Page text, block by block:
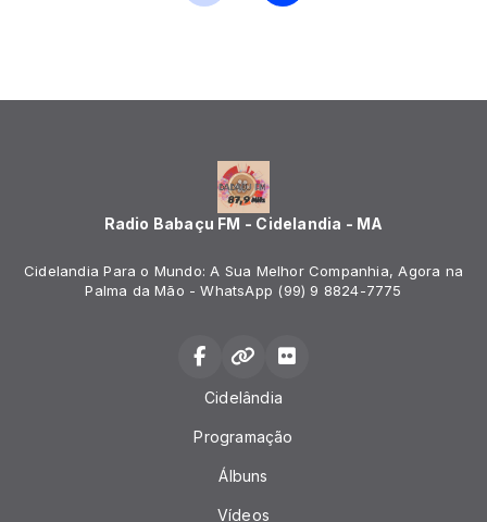
Radio Babaçu FM - Cidelandia - MA
Cidelandia Para o Mundo: A Sua Melhor Companhia, Agora na
Palma da Mão - WhatsApp (99) 9 8824-7775
Cidelândia
Programação
Álbuns
Vídeos